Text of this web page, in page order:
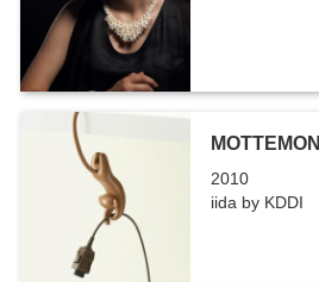
MOTTEMON
2010
iida by KDDI